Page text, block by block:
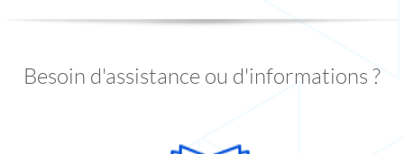
Besoin d'assistance ou d'informations ?